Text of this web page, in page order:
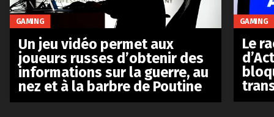
GAMING
Un jeu vidéo permet aux
joueurs russes d’obtenir des
informations sur la guerre, au
nez et à la barbre de Poutine
GAMING
Le